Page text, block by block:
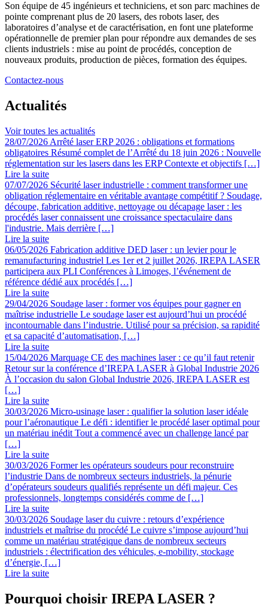
Son équipe de 45 ingénieurs et techniciens, et son parc machines de
pointe comprenant plus de 20 lasers, des robots laser, des
laboratoires d’analyse et de caractérisation, en font une plateforme
opérationnelle de premier plan pour répondre aux demandes de ses
clients industriels : mise au point de procédés, conception de
nouveaux produits, production de pièces, formation des équipes.
Contactez-nous
Actualités
Voir toutes les actualités
28/07/2026 Arrêté laser ERP 2026 : obligations et formations
obligatoires Résumé complet de l’Arrêté du 18 juin 2026 : Nouvelle
réglementation sur les lasers dans les ERP Contexte et objectifs […]
Lire la suite
07/07/2026 Sécurité laser industrielle : comment transformer une
obligation réglementaire en véritable avantage compétitif ? Soudage,
découpe, fabrication additive, nettoyage ou décapage laser : les
procédés laser connaissent une croissance spectaculaire dans
l'industrie. Mais derrière […]
Lire la suite
06/05/2026 Fabrication additive DED laser : un levier pour le
remanufacturing industriel Les 1er et 2 juillet 2026, IREPA LASER
participera aux PLI Conférences à Limoges, l’événement de
référence dédié aux procédés […]
Lire la suite
29/04/2026 Soudage laser : former vos équipes pour gagner en
maîtrise industrielle Le soudage laser est aujourd’hui un procédé
incontournable dans l’industrie. Utilisé pour sa précision, sa rapidité
et sa capacité d’automatisation, […]
Lire la suite
15/04/2026 Marquage CE des machines laser : ce qu’il faut retenir
Retour sur la conférence d’IREPA LASER à Global Industrie 2026
À l’occasion du salon Global Industrie 2026, IREPA LASER est
[…]
Lire la suite
30/03/2026 Micro-usinage laser : qualifier la solution laser idéale
pour l’aéronautique Le défi : identifier le procédé laser optimal pour
un matériau inédit Tout a commencé avec un challenge lancé par
[…]
Lire la suite
30/03/2026 Former les opérateurs soudeurs pour reconstruire
l’industrie Dans de nombreux secteurs industriels, la pénurie
d’opérateurs soudeurs qualifiés représente un défi majeur. Ces
professionnels, longtemps considérés comme de […]
Lire la suite
30/03/2026 Soudage laser du cuivre : retours d’expérience
industriels et maîtrise du procédé Le cuivre s’impose aujourd’hui
comme un matériau stratégique dans de nombreux secteurs
industriels : électrification des véhicules, e-mobility, stockage
d’énergie, […]
Lire la suite
Pourquoi choisir IREPA LASER ?